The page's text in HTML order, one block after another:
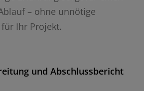
– ohne unnötige
Ihr Projekt.
und Abschlussbericht